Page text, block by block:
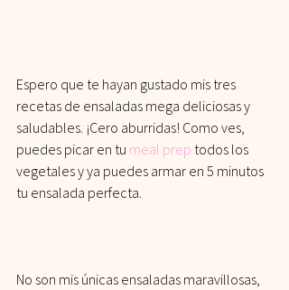
Espero que te hayan gustado mis tres
recetas de ensaladas mega deliciosas y
saludables. ¡Cero aburridas! Como ves,
puedes picar en tu meal prep todos los
vegetales y ya puedes armar en 5 minutos
tu ensalada perfecta.
No son mis únicas ensaladas maravillosas,